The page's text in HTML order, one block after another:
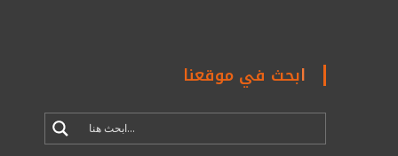
ابحث في موقعنا